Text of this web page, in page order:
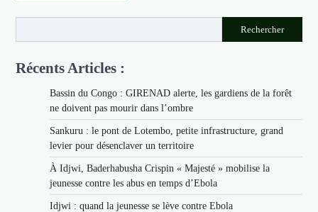
Rechercher
Récents Articles :
Bassin du Congo : GIRENAD alerte, les gardiens de la forêt
ne doivent pas mourir dans l’ombre
Sankuru : le pont de Lotembo, petite infrastructure, grand
levier pour désenclaver un territoire
À Idjwi, Baderhabusha Crispin « Majesté » mobilise la
jeunesse contre les abus en temps d’Ebola
Idjwi : quand la jeunesse se lève contre Ebola